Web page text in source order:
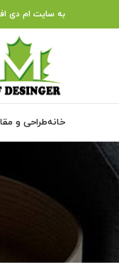
به سایت ام دی
خانهطراحی و